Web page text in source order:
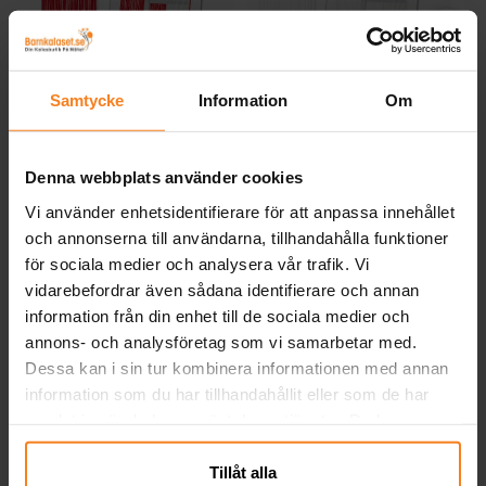
Samtycke Information Om
Denna webbplats använder cookies
Vi använder enhetsidentifierare för att anpassa innehållet
och annonserna till användarna, tillhandahålla funktioner
för sociala medier och analysera vår trafik. Vi
vidarebefordrar även sådana identifierare och annan
information från din enhet till de sociala medier och
annons- och analysföretag som vi samarbetar med.
Dessa kan i sin tur kombinera informationen med annan
information som du har tillhandahållit eller som de har
närsomhelst ändra ditt samtycke.
Tillåt alla
Backdrop Draperi Rött
Pris:59,00 kr
59,00 kr
KÖP
Backdrop Draperi Vitt
Pris:59,00 kr
59,00 kr
Andra köpte även